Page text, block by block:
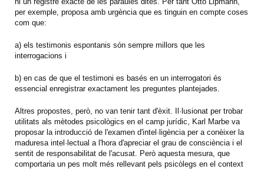
per exemple, proposa amb urgència que es tinguin en compte coses
com que:
a) els testimonis espontanis són sempre millors que les
interrogacions i
b) en cas de que el testimoni es basés en un interrogatori és
essencial enregistrar exactament les preguntes plantejades.
Altres propostes, però, no van tenir tant d'èxit. Il·lusionat per trobar
utilitats als mètodes psicològics en el camp jurídic, Karl Marbe va
proposar la introducció de l'examen d'intel·ligència per a conèixer la
maduresa intel·lectual a l'hora d'apreciar el grau de consciència i el
sentit de responsabilitat de l'acusat. Però aquesta mesura, que
comportaria un pes molt més rellevant pels psicòlegs en el context